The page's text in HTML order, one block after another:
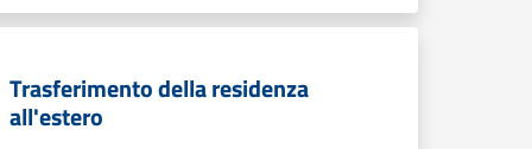
Trasferimento della residenza
all'estero